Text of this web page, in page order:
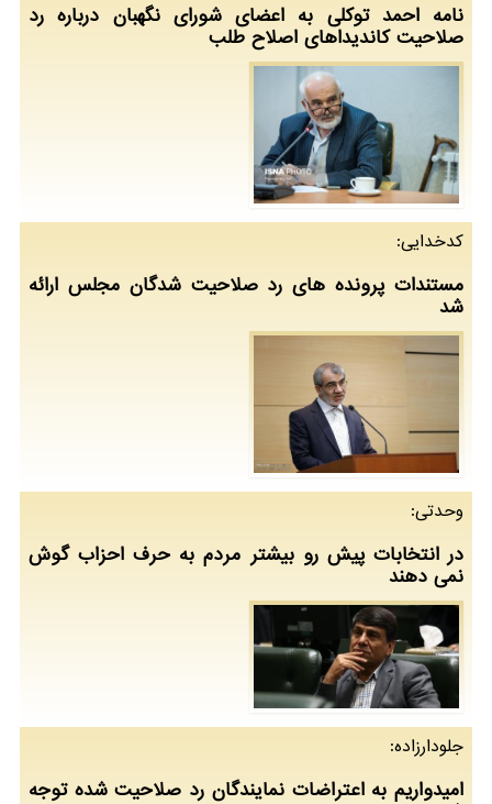
نامه احمد توكلی به اعضای شورای نگهبان درباره رد
صلاحیت كاندیداهای اصلاح طلب
كدخدایی:
مستندات پرونده های رد صلاحیت شدگان مجلس ارائه
شد
وحدتی:
در انتخابات پیش رو بیشتر مردم به حرف احزاب گوش
نمی دهند
جلودارزاده:
امیدواریم به اعتراضات نمایندگان رد صلاحیت شده توجه